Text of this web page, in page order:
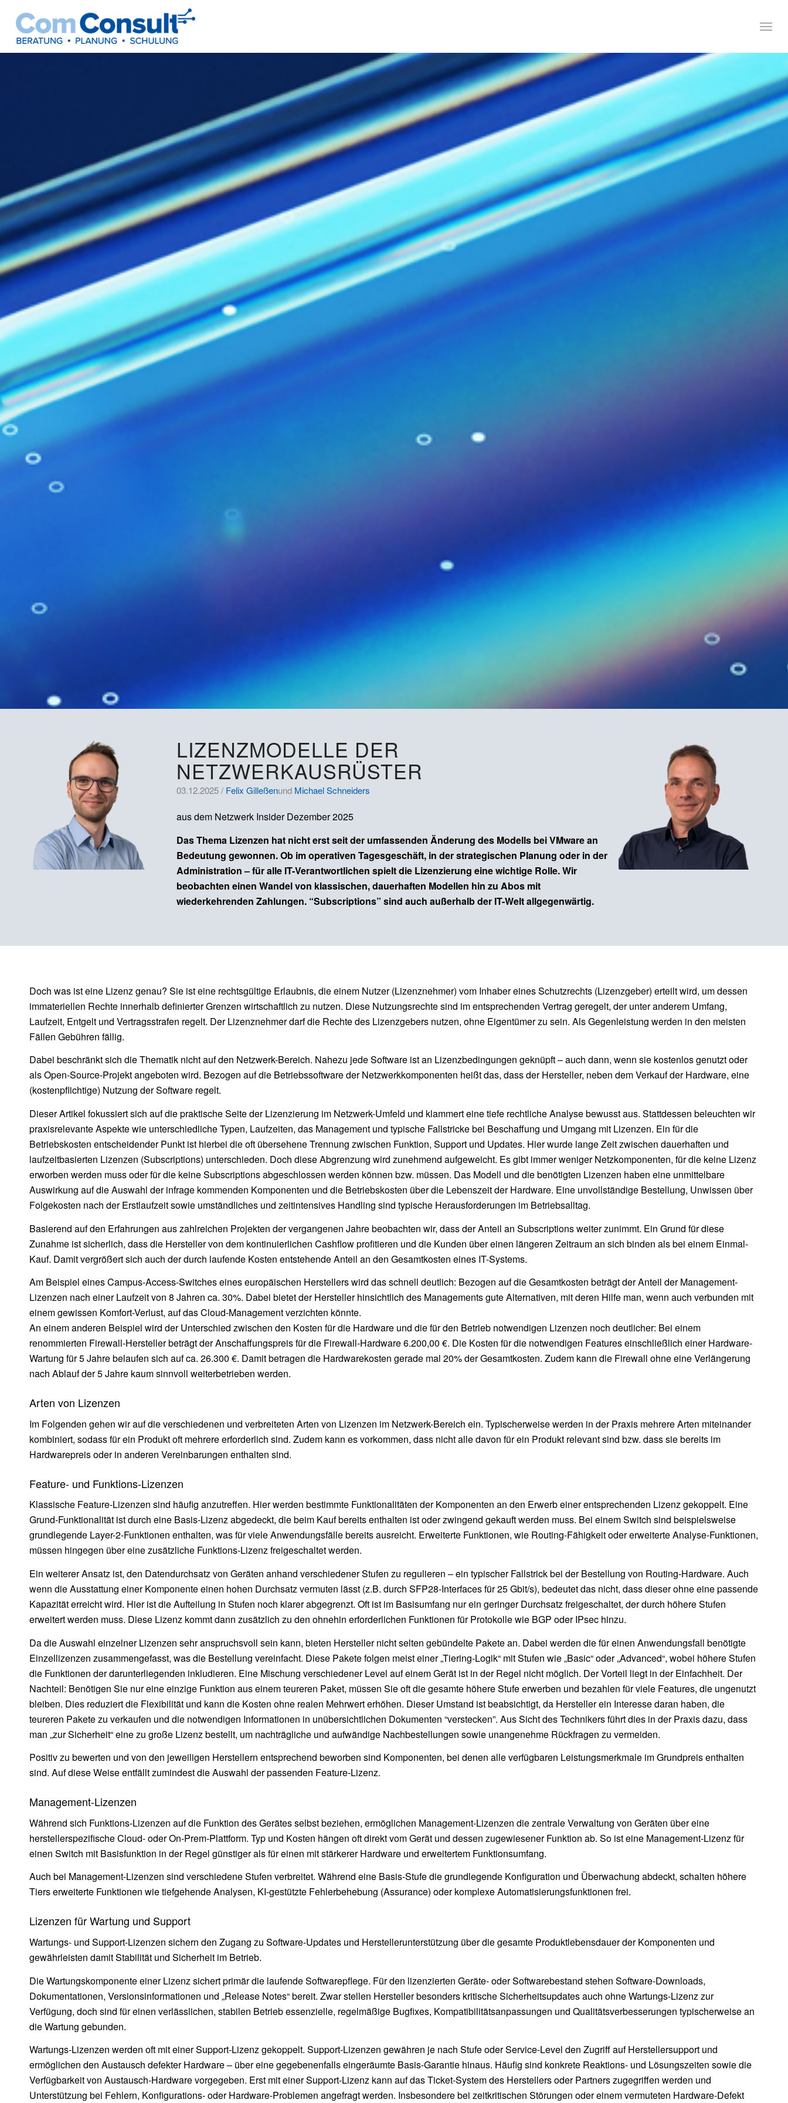
LIZENZMODELLE DER
NETZWERKAUSRÜSTER
03.12.2025 / Felix Gilleßenund Michael Schneiders
aus dem Netzwerk Insider Dezember 2025
Das Thema Lizenzen hat nicht erst seit der umfassenden Änderung des Modells bei VMware an
Bedeutung gewonnen. Ob im operativen Tagesgeschäft, in der strategischen Planung oder in der
Administration – für alle IT-Verantwortlichen spielt die Lizenzierung eine wichtige Rolle. Wir
beobachten einen Wandel von klassischen, dauerhaften Modellen hin zu Abos mit
wiederkehrenden Zahlungen. “Subscriptions” sind auch außerhalb der IT-Welt allgegenwärtig.
Doch was ist eine Lizenz genau? Sie ist eine rechtsgültige Erlaubnis, die einem Nutzer (Lizenznehmer) vom Inhaber eines Schutzrechts (Lizenzgeber) erteilt wird, um dessen
immateriellen Rechte innerhalb definierter Grenzen wirtschaftlich zu nutzen. Diese Nutzungsrechte sind im entsprechenden Vertrag geregelt, der unter anderem Umfang,
Laufzeit, Entgelt und Vertragsstrafen regelt. Der Lizenznehmer darf die Rechte des Lizenzgebers nutzen, ohne Eigentümer zu sein. Als Gegenleistung werden in den meisten
Fällen Gebühren fällig.
Dabei beschränkt sich die Thematik nicht auf den Netzwerk-Bereich. Nahezu jede Software ist an Lizenzbedingungen geknüpft – auch dann, wenn sie kostenlos genutzt oder
als Open-Source-Projekt angeboten wird. Bezogen auf die Betriebssoftware der Netzwerkkomponenten heißt das, dass der Hersteller, neben dem Verkauf der Hardware, eine
(kostenpflichtige) Nutzung der Software regelt.
Dieser Artikel fokussiert sich auf die praktische Seite der Lizenzierung im Netzwerk-Umfeld und klammert eine tiefe rechtliche Analyse bewusst aus. Stattdessen beleuchten wir
praxisrelevante Aspekte wie unterschiedliche Typen, Laufzeiten, das Management und typische Fallstricke bei Beschaffung und Umgang mit Lizenzen. Ein für die
Betriebskosten entscheidender Punkt ist hierbei die oft übersehene Trennung zwischen Funktion, Support und Updates. Hier wurde lange Zeit zwischen dauerhaften und
laufzeitbasierten Lizenzen (Subscriptions) unterschieden. Doch diese Abgrenzung wird zunehmend aufgeweicht. Es gibt immer weniger Netzkomponenten, für die keine Lizenz
erworben werden muss oder für die keine Subscriptions abgeschlossen werden können bzw. müssen. Das Modell und die benötigten Lizenzen haben eine unmittelbare
Auswirkung auf die Auswahl der infrage kommenden Komponenten und die Betriebskosten über die Lebenszeit der Hardware. Eine unvollständige Bestellung, Unwissen über
Folgekosten nach der Erstlaufzeit sowie umständliches und zeitintensives Handling sind typische Herausforderungen im Betriebsalltag.
Basierend auf den Erfahrungen aus zahlreichen Projekten der vergangenen Jahre beobachten wir, dass der Anteil an Subscriptions weiter zunimmt. Ein Grund für diese
Zunahme ist sicherlich, dass die Hersteller von dem kontinuierlichen Cashflow profitieren und die Kunden über einen längeren Zeitraum an sich binden als bei einem Einmal-
Kauf. Damit vergrößert sich auch der durch laufende Kosten entstehende Anteil an den Gesamtkosten eines IT-Systems.
Am Beispiel eines Campus-Access-Switches eines europäischen Herstellers wird das schnell deutlich: Bezogen auf die Gesamtkosten beträgt der Anteil der Management-
Lizenzen nach einer Laufzeit von 8 Jahren ca. 30%. Dabei bietet der Hersteller hinsichtlich des Managements gute Alternativen, mit deren Hilfe man, wenn auch verbunden mit
einem gewissen Komfort-Verlust, auf das Cloud-Management verzichten könnte.
An einem anderen Beispiel wird der Unterschied zwischen den Kosten für die Hardware und die für den Betrieb notwendigen Lizenzen noch deutlicher: Bei einem
renommierten Firewall-Hersteller beträgt der Anschaffungspreis für die Firewall-Hardware 6.200,00 €. Die Kosten für die notwendigen Features einschließlich einer Hardware-
Wartung für 5 Jahre belaufen sich auf ca. 26.300 €. Damit betragen die Hardwarekosten gerade mal 20% der Gesamtkosten. Zudem kann die Firewall ohne eine Verlängerung
nach Ablauf der 5 Jahre kaum sinnvoll weiterbetrieben werden.
Arten von Lizenzen
Im Folgenden gehen wir auf die verschiedenen und verbreiteten Arten von Lizenzen im Netzwerk-Bereich ein. Typischerweise werden in der Praxis mehrere Arten miteinander
kombiniert, sodass für ein Produkt oft mehrere erforderlich sind. Zudem kann es vorkommen, dass nicht alle davon für ein Produkt relevant sind bzw. dass sie bereits im
Hardwarepreis oder in anderen Vereinbarungen enthalten sind.
Feature- und Funktions-Lizenzen
Klassische Feature-Lizenzen sind häufig anzutreffen. Hier werden bestimmte Funktionalitäten der Komponenten an den Erwerb einer entsprechenden Lizenz gekoppelt. Eine
Grund-Funktionalität ist durch eine Basis-Lizenz abgedeckt, die beim Kauf bereits enthalten ist oder zwingend gekauft werden muss. Bei einem Switch sind beispielsweise
grundlegende Layer-2-Funktionen enthalten, was für viele Anwendungsfälle bereits ausreicht. Erweiterte Funktionen, wie Routing-Fähigkeit oder erweiterte Analyse-Funktionen,
müssen hingegen über eine zusätzliche Funktions-Lizenz freigeschaltet werden.
Ein weiterer Ansatz ist, den Datendurchsatz von Geräten anhand verschiedener Stufen zu regulieren – ein typischer Fallstrick bei der Bestellung von Routing-Hardware. Auch
wenn die Ausstattung einer Komponente einen hohen Durchsatz vermuten lässt (z.B. durch SFP28-Interfaces für 25 Gbit/s), bedeutet das nicht, dass dieser ohne eine passende
Kapazität erreicht wird. Hier ist die Aufteilung in Stufen noch klarer abgegrenzt. Oft ist im Basisumfang nur ein geringer Durchsatz freigeschaltet, der durch höhere Stufen
erweitert werden muss. Diese Lizenz kommt dann zusätzlich zu den ohnehin erforderlichen Funktionen für Protokolle wie BGP oder IPsec hinzu.
Da die Auswahl einzelner Lizenzen sehr anspruchsvoll sein kann, bieten Hersteller nicht selten gebündelte Pakete an. Dabei werden die für einen Anwendungsfall benötigte
Einzellizenzen zusammengefasst, was die Bestellung vereinfacht. Diese Pakete folgen meist einer „Tiering-Logik“ mit Stufen wie „Basic“ oder „Advanced“, wobei höhere Stufen
die Funktionen der darunterliegenden inkludieren. Eine Mischung verschiedener Level auf einem Gerät ist in der Regel nicht möglich. Der Vorteil liegt in der Einfachheit. Der
Nachteil: Benötigen Sie nur eine einzige Funktion aus einem teureren Paket, müssen Sie oft die gesamte höhere Stufe erwerben und bezahlen für viele Features, die ungenutzt
bleiben. Dies reduziert die Flexibilität und kann die Kosten ohne realen Mehrwert erhöhen. Dieser Umstand ist beabsichtigt, da Hersteller ein Interesse daran haben, die
teureren Pakete zu verkaufen und die notwendigen Informationen in unübersichtlichen Dokumenten “verstecken”. Aus Sicht des Technikers führt dies in der Praxis dazu, dass
man „zur Sicherheit“ eine zu große Lizenz bestellt, um nachträgliche und aufwändige Nachbestellungen sowie unangenehme Rückfragen zu vermeiden.
Positiv zu bewerten und von den jeweiligen Herstellern entsprechend beworben sind Komponenten, bei denen alle verfügbaren Leistungsmerkmale im Grundpreis enthalten
sind. Auf diese Weise entfällt zumindest die Auswahl der passenden Feature-Lizenz.
Management-Lizenzen
Während sich Funktions-Lizenzen auf die Funktion des Gerätes selbst beziehen, ermöglichen Management-Lizenzen die zentrale Verwaltung von Geräten über eine
herstellerspezifische Cloud- oder On-Prem-Plattform. Typ und Kosten hängen oft direkt vom Gerät und dessen zugewiesener Funktion ab. So ist eine Management-Lizenz für
einen Switch mit Basisfunktion in der Regel günstiger als für einen mit stärkerer Hardware und erweitertem Funktionsumfang.
Auch bei Management-Lizenzen sind verschiedene Stufen verbreitet. Während eine Basis-Stufe die grundlegende Konfiguration und Überwachung abdeckt, schalten höhere
Tiers erweiterte Funktionen wie tiefgehende Analysen, KI-gestützte Fehlerbehebung (Assurance) oder komplexe Automatisierungsfunktionen frei.
Lizenzen für Wartung und Support
Wartungs- und Support-Lizenzen sichern den Zugang zu Software-Updates und Herstellerunterstützung über die gesamte Produktlebensdauer der Komponenten und
gewährleisten damit Stabilität und Sicherheit im Betrieb.
Die Wartungskomponente einer Lizenz sichert primär die laufende Softwarepflege. Für den lizenzierten Geräte- oder Softwarebestand stehen Software-Downloads,
Dokumentationen, Versionsinformationen und „Release Notes“ bereit. Zwar stellen Hersteller besonders kritische Sicherheitsupdates auch ohne Wartungs-Lizenz zur
Verfügung, doch sind für einen verlässlichen, stabilen Betrieb essenzielle, regelmäßige Bugfixes, Kompatibilitätsanpassungen und Qualitätsverbesserungen typischerweise an
die Wartung gebunden.
Wartungs-Lizenzen werden oft mit einer Support-Lizenz gekoppelt. Support-Lizenzen gewähren je nach Stufe oder Service-Level den Zugriff auf Herstellersupport und
ermöglichen den Austausch defekter Hardware – über eine gegebenenfalls eingeräumte Basis-Garantie hinaus. Häufig sind konkrete Reaktions- und Lösungszeiten sowie die
Verfügbarkeit von Austausch-Hardware vorgegeben. Erst mit einer Support-Lizenz kann auf das Ticket-System des Herstellers oder Partners zugegriffen werden und
Unterstützung bei Fehlern, Konfigurations- oder Hardware-Problemen angefragt werden. Insbesondere bei zeitkritischen Störungen oder einem vermuteten Hardware-Defekt